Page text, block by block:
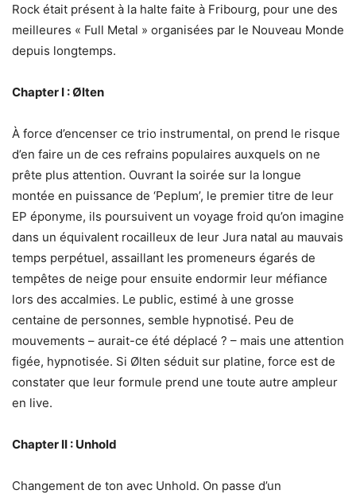
Rock était présent à la halte faite à Fribourg, pour une des
meilleures « Full Metal » organisées par le Nouveau Monde
depuis longtemps.
Chapter I : Ølten
À force d’encenser ce trio instrumental, on prend le risque
d’en faire un de ces refrains populaires auxquels on ne
prête plus attention. Ouvrant la soirée sur la longue
montée en puissance de ‘Peplum’, le premier titre de leur
EP éponyme, ils poursuivent un voyage froid qu’on imagine
dans un équivalent rocailleux de leur Jura natal au mauvais
temps perpétuel, assaillant les promeneurs égarés de
tempêtes de neige pour ensuite endormir leur méfiance
lors des accalmies. Le public, estimé à une grosse
centaine de personnes, semble hypnotisé. Peu de
mouvements – aurait-ce été déplacé ? – mais une attention
figée, hypnotisée. Si Ølten séduit sur platine, force est de
constater que leur formule prend une toute autre ampleur
en live.
Chapter II : Unhold
Changement de ton avec Unhold. On passe d’un